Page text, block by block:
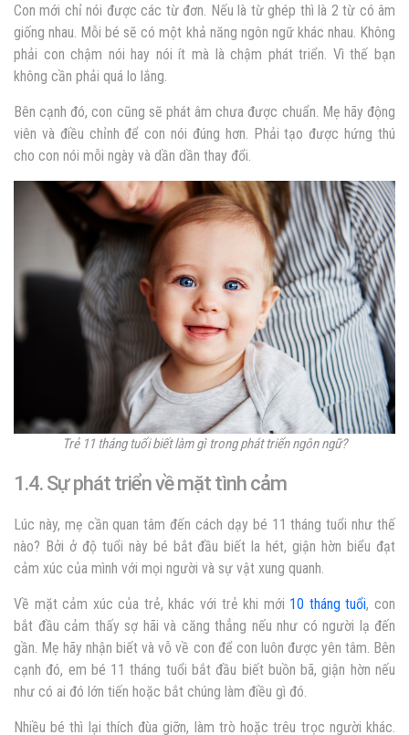
Con mới chỉ nói được các từ đơn. Nếu là từ ghép thì là 2 từ có âm
giống nhau. Mỗi bé sẽ có một khả năng ngôn ngữ khác nhau. Không
phải con chậm nói hay nói ít mà là chậm phát triển. Vì thế bạn
không cần phải quá lo lắng.
Bên cạnh đó, con cũng sẽ phát âm chưa được chuẩn. Mẹ hãy động
viên và điều chỉnh để con nói đúng hơn. Phải tạo được hứng thú
cho con nói mỗi ngày và dần dần thay đổi.
Trẻ 11 tháng tuổi biết làm gì trong phát triển ngôn ngữ?
1.4. Sự phát triển về mặt tình cảm
Lúc này, mẹ cần quan tâm đến cách dạy bé 11 tháng tuổi như thế
nào? Bởi ở độ tuổi này bé bắt đầu biết la hét, giận hờn biểu đạt
cảm xúc của mình với mọi người và sự vật xung quanh.
Về mặt cảm xúc của trẻ, khác với trẻ khi mới 10 tháng tuổi, con
bắt đầu cảm thấy sợ hãi và căng thẳng nếu như có người lạ đến
gần. Mẹ hãy nhận biết và vỗ về con để con luôn được yên tâm. Bên
cạnh đó, em bé 11 tháng tuổi bắt đầu biết buồn bã, giận hờn nếu
như có ai đó lớn tiến hoặc bắt chúng làm điều gì đó.
Nhiều bé thì lại thích đùa giỡn, làm trò hoặc trêu trọc người khác.